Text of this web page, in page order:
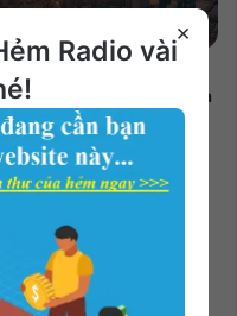
Thương Sài Gòn Lắm Ba
Bùi
×
Radio vài